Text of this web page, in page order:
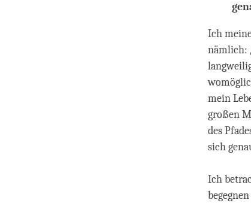
Ich
nämlich:
mein
großen
des
sich
Ich